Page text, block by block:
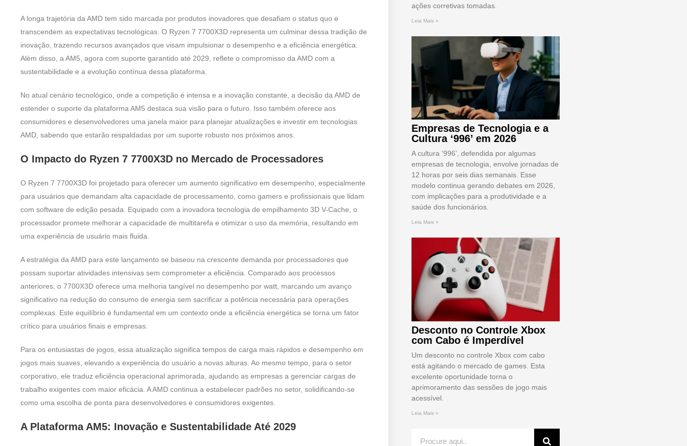
A longa trajetória da AMD tem sido marcada por produtos inovadores que desafiam o status quo e
transcendem as expectativas tecnológicas. O Ryzen 7 7700X3D representa um culminar dessa tradição de
inovação, trazendo recursos avançados que visam impulsionar o desempenho e a eficiência energética.
Além disso, a AM5, agora com suporte garantido até 2029, reflete o compromisso da AMD com a
sustentabilidade e a evolução contínua dessa plataforma.
No atual cenário tecnológico, onde a competição é intensa e a inovação constante, a decisão da AMD de
estender o suporte da plataforma AM5 destaca sua visão para o futuro. Isso também oferece aos
consumidores e desenvolvedores uma janela maior para planejar atualizações e investir em tecnologias
AMD, sabendo que estarão respaldadas por um suporte robusto nos próximos anos.
O Impacto do Ryzen 7 7700X3D no Mercado de Processadores
O Ryzen 7 7700X3D foi projetado para oferecer um aumento significativo em desempenho, especialmente
para usuários que demandam alta capacidade de processamento, como gamers e profissionais que lidam
com software de edição pesada. Equipado com a inovadora tecnologia de empilhamento 3D V-Cache, o
processador promete melhorar a capacidade de multitarefa e otimizar o uso da memória, resultando em
uma experiência de usuário mais fluida.
A estratégia da AMD para este lançamento se baseou na crescente demanda por processadores que
possam suportar atividades intensivas sem comprometer a eficiência. Comparado aos processos
anteriores, o 7700X3D oferece uma melhoria tangível no desempenho por watt, marcando um avanço
significativo na redução do consumo de energia sem sacrificar a potência necessária para operações
complexas. Este equilíbrio é fundamental em um contexto onde a eficiência energética se torna um fator
crítico para usuários finais e empresas.
Para os entusiastas de jogos, essa atualização significa tempos de carga mais rápidos e desempenho em
jogos mais suaves, elevando a experiência do usuário a novas alturas. Ao mesmo tempo, para o setor
corporativo, ele traduz eficiência operacional aprimorada, ajudando as empresas a gerenciar cargas de
trabalho exigentes com maior eficácia. A AMD continua a estabelecer padrões no setor, solidificando-se
como uma escolha de ponta para desenvolvedores e consumidores exigentes.
A Plataforma AM5: Inovação e Sustentabilidade Até 2029
ações corretivas tomadas.
Leia Mais »
Empresas de Tecnologia e a
Cultura ‘996’ em 2026
A cultura ‘996’, defendida por algumas
empresas de tecnologia, envolve jornadas de
12 horas por seis dias semanais. Esse
modelo continua gerando debates em 2026,
com implicações para a produtividade e a
saúde dos funcionários.
Leia Mais »
Desconto no Controle Xbox
com Cabo é Imperdível
Um desconto no controle Xbox com cabo
está agitando o mercado de games. Esta
excelente oportunidade torna o
aprimoramento das sessões de jogo mais
acessível.
Leia Mais »